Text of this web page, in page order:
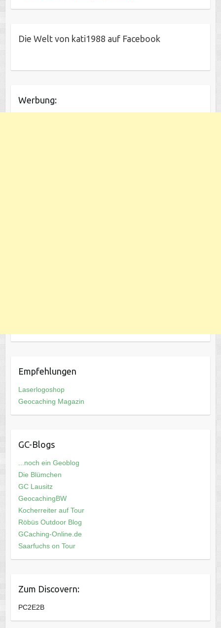
Die Welt von kati1988 auf Facebook
Werbung:
Empfehlungen
Laserlogoshop
Geocaching Magazin
GC-Blogs
...noch ein Geoblog
Die Blümchen
GC Lausitz
GeocachingBW
Kocherreiter auf Tour
Röbüs Outdoor Blog
GCaching-Online.de
Saarfuchs on Tour
Zum Discovern:
PC2E2B